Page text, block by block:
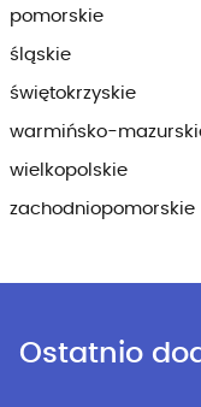
pomorskie
śląskie
świętokrzyskie
warmińsko-
wielkopolskie
zachodniopomorskie
Ostatnio